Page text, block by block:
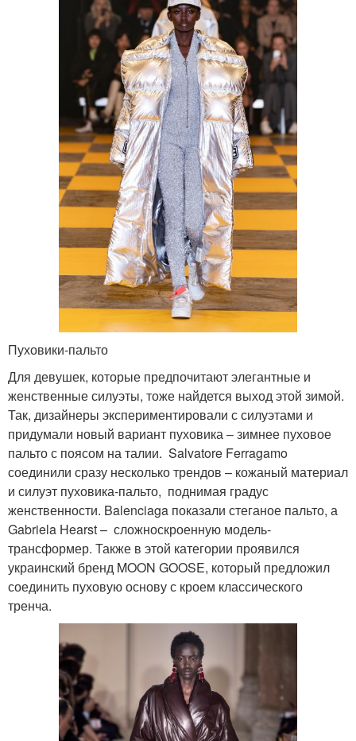
Пуховики-пальто
Для девушек, которые предпочитают элегантные и
женственные силуэты, тоже найдется выход этой зимой.
Так, дизайнеры экспериментировали с силуэтами и
придумали новый вариант пуховика – зимнее пуховое
пальто с поясом на талии. Salvatore Ferragamo
соединили сразу несколько трендов – кожаный материал
и силуэт пуховика-пальто, поднимая градус
женственности. Balenciaga показали стеганое пальто, а
Gabriela Hearst – сложноскроенную модель-
трансформер. Также в этой категории проявился
украинский бренд MOON GOOSE, который предложил
соединить пуховую основу с кроем классического
тренча.